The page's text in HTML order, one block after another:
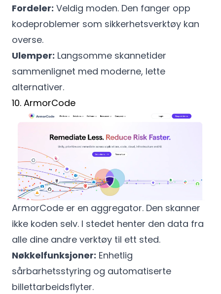
Fordeler: Veldig moden. Den fanger opp
kodeproblemer som sikkerhetsverktøy kan
overse.
Ulemper: Langsomme skannetider
sammenlignet med moderne, lette
alternativer.
10. ArmorCode
ArmorCode er en aggregator. Den skanner
ikke koden selv. I stedet henter den data fra
alle dine andre verktøy til ett sted.
Nøkkelfunksjoner: Enhetlig
sårbarhetsstyring og automatiserte
billettarbeidsflyter.